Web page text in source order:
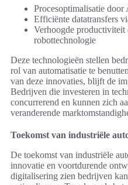
Procesoptimalisatie
Efficiënte datatransfers
Verhoogde productiviteit
robottechnologie
Deze technologieën stellen
rol van automatisatie te
van deze innovaties, blijft de
Bedrijven die investeren in
concurrerend en kunnen zich
veranderende
Toekomst van industriële
De toekomst van industriële
innovatie en voortdurende
digitalisering zien bedrijven